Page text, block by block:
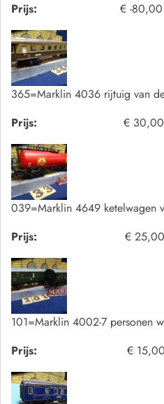
Prijs:
€ -80,00
365=Marklin 4036 rijtuig van
Prijs:
€ 30,00
039=Marklin 4649 ketelwagen
Prijs:
€ 25,00
101=Marklin 4002-7 personen
Prijs:
€ 15,00